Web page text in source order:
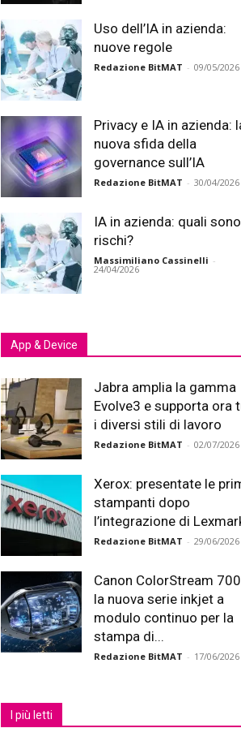
Uso dell’IA in azienda:
nuove regole
Redazione BitMAT - 09/05/2026
Privacy e IA in azienda:
nuova sfida della
governance sull’IA
Redazione BitMAT - 30/04/2026
IA in azienda: quali
rischi?
Massimiliano Cassinelli -
24/04/2026
App & Device
Jabra amplia la gamma
Evolve3 e supporta ora
i diversi stili di lavoro
Redazione BitMAT - 02/07/2026
Xerox: presentate le
stampanti dopo
l’integrazione di
Redazione BitMAT - 29/06/2026
Canon ColorStream
la nuova serie inkjet a
modulo continuo per la
stampa di...
Redazione BitMAT - 17/06/2026
I più letti